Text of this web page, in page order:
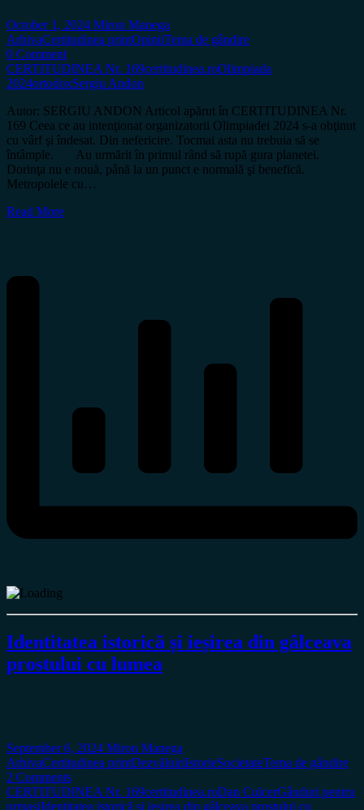
October 1, 2024 Miron Manega
ArhivaCertitudinea printOpiniiTema de gândire
0 Comment
CERTITUDINEA Nr. 169certitudinea.roOlimpiada
2024ortodoxSergiu Andon
Autor: SERGIU ANDON Articol apărut în CERTITUDINEA Nr.
169 Ceea ce au intenţionat organizatorii Olimpiadei 2024 s-a obţinut
cu vârf şi îndesat. Din nefericire. Tocmai asta nu trebuia să se
întâmple. Au urmărit în primul rând să rupă gura planetei.
Dorinţa nu e nouă, până la un punct e normală şi benefică.
Metropolele cu…
Read More
Identitatea istorică și ieșirea din gâlceava
prostului cu lumea
September 6, 2024 Miron Manega
ArhivaCertitudinea printDezvăluiriIstorieSocietateTema de gândire
2 Comments
CERTITUDINEA Nr. 169certitudinea.roDan CulcerGânduri pentru
urmașiIdentitatea istorică și ieșirea din gâlceava prostului cu